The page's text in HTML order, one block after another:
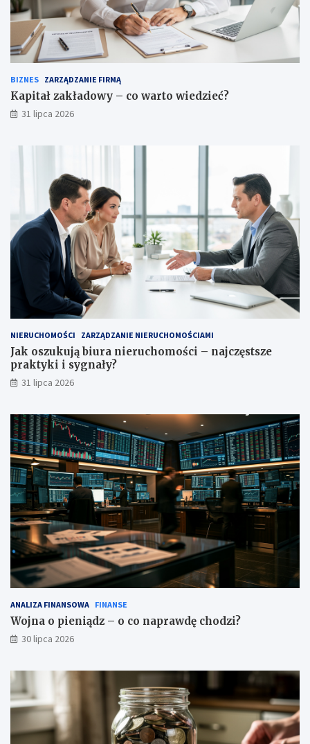
BIZNES ZARZĄDZANIE FIRMĄ
Kapitał zakładowy – co warto wiedzieć?
31 lipca 2026
NIERUCHOMOŚCI ZARZĄDZANIE NIERUCHOMOŚCIAMI
Jak oszukują biura nieruchomości – najczęstsze
praktyki i sygnały?
31 lipca 2026
ANALIZA FINANSOWA FINANSE
Wojna o pieniądz – o co naprawdę chodzi?
30 lipca 2026